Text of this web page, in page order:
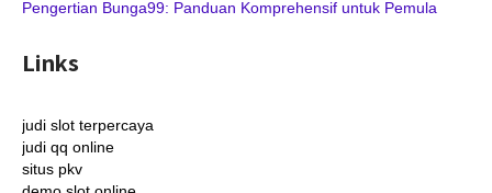
Pengertian Bunga99: Panduan Komprehensif untuk Pemula
Links
judi slot terpercaya
judi qq online
situs pkv